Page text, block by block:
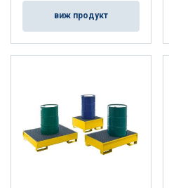
виж продукт